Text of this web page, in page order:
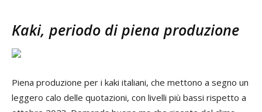
Kaki, periodo di piena produzione
Piena produzione per i kaki italiani, che mettono a segno un
leggero calo delle quotazioni, con livelli più bassi rispetto a